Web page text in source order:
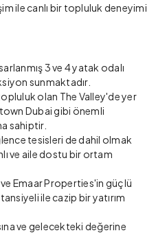
ile canlı bir topluluk deneyimi
3 ve 4 yatak odalı
sunmaktadır.
olan The Valley'de yer
Dubai gibi önemli
sahiptir.
tesisleri de dahil olmak
ve aile dostu bir ortam
Emaar Properties'in güçlü
ile cazip bir yatırım
ve gelecekteki değerine